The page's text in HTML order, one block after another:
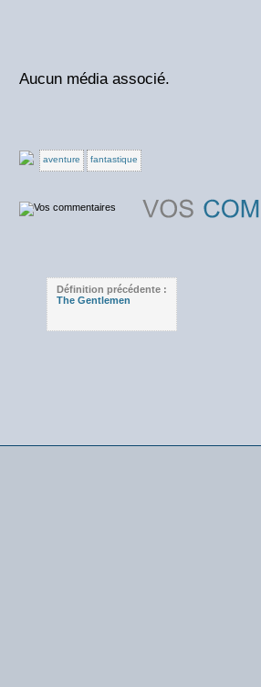
Aucun média associé.
aventure fantastique
Définition précédente :
The Gentlemen